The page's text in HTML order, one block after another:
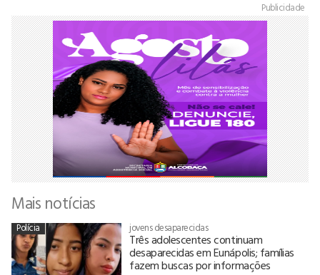
Publicidade
Mais notícias
Polícia jovens desaparecidas
Três adolescentes continuam
desaparecidas em Eunápolis; famílias
fazem buscas por informações